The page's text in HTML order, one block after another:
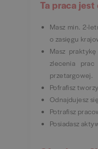
Ta praca
Masz min. 2-
o zasięgu
Masz
zlecenia
przetargowej.
Pofrafisz
Odnajdujesz
Potrafisz
Posiadasz